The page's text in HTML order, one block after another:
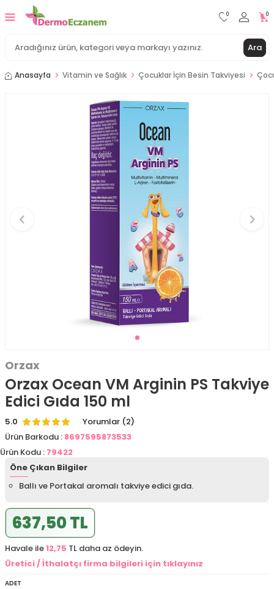
Ara
0 0
Anasayfa Vitamin ve Sağlık Çocuklar İçin Besin Takviyesi
Orzax
Orzax Ocean VM Arginin PS Takviye
Edici Gıda 150 ml
5.0
Yorumlar (2)
Ürün Barkodu : 8697595873533
Ürün Kodu : 79422
Öne Çıkan Bilgiler
Ballı ve Portakal aromalı takviye edici gıda.
637,50 TL
Havale ile12,75 TL daha az ödeyin.
Üretici / İthalatçı firma bilgileri için tıklayınız
ADET